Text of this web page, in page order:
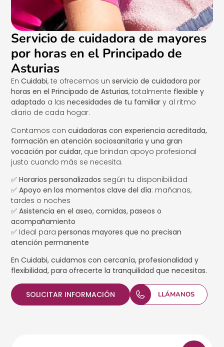
Servicio de cuidadora de mayores
por horas en el Principado de
Asturias
EnCuidabi, te ofrecemos unservicio de cuidadora por
horas en el Principado de Asturias, totalmente flexible y
adaptado a lasnecesidades de tu familiar y al ritmo
diario de cada hogar.
Contamos concuidadoras con experiencia acreditada,
formación en atención sociosanitaria y una gran
vocación por cuidar, que brindan apoyo profesional
justo cuando más se necesita.
✅Horarios personalizados según tu disponibilidad
✅Apoyo en los momentos clave del día: mañanas,
tardes o noches
✅Asistencia en el aseo, comidas, paseos o
acompañamiento
✅ Ideal parapersonas mayores que no precisan
atención permanente
En Cuidabi, cuidamos con cercanía, profesionalidad y
flexibilidad, para ofrecerte la tranquilidad que necesitas.
SOLICITAR INFORMACIÓN LLÁMANOS